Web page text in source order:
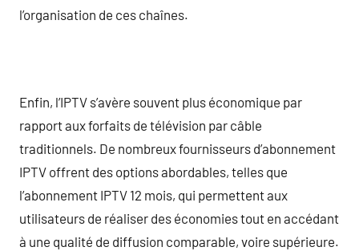
l’organisation de ces chaînes.
Enfin, l’IPTV s’avère souvent plus économique par
rapport aux forfaits de télévision par câble
traditionnels. De nombreux fournisseurs d’abonnement
IPTV offrent des options abordables, telles que
l’abonnement IPTV 12 mois, qui permettent aux
utilisateurs de réaliser des économies tout en accédant
à une qualité de diffusion comparable, voire supérieure.